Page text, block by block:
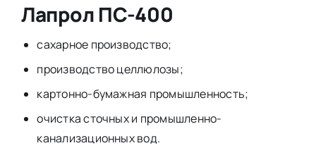
Лапрол ПС-400
сахарное производство;
производство целлюлозы;
картонно-бумажная промышленность;
очистка сточных и промышленно-
канализационных вод.